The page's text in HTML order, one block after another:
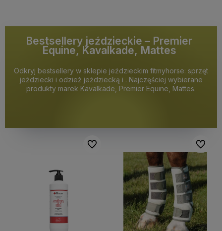
Bestsellery jeździeckie – Premier
Equine, Kavalkade, Mattes
Odkryj bestsellery w sklepie jeździeckim fitmyhorse: sprzęt
jeździecki i odzież jeździecką i . Najczęściej wybierane
produkty marek Kavalkade, Premier Equine, Mattes.
Do ulubionych Do